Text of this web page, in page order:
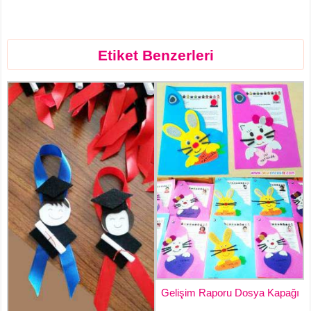
Etiket Benzerleri
Gelişim Raporu Dosya Kapağı